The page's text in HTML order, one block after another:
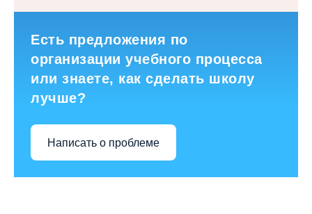
Есть предложения по
организации учебного процесса
или знаете, как сделать школу
лучше?
Написать о проблеме